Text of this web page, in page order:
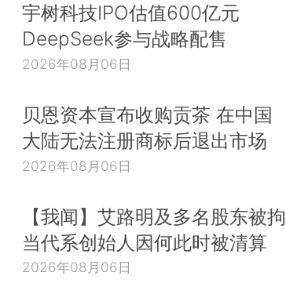
宇树科技IPO估值600亿元
DeepSeek参与战略配售
2026年08月06日
贝恩资本宣布收购贡茶 在中国
大陆无法注册商标后退出市场
2026年08月06日
【我闻】艾路明及多名股东被拘
当代系创始人因何此时被清算
2026年08月06日